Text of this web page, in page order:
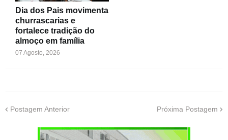
Dia dos Pais movimenta
churrascarias e
fortalece tradição do
almoço em família
07 Agosto, 2026
Postagem Anterior Próxima Postagem